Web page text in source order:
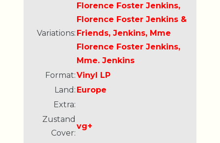
Variations:
Florence Foster Jenkins,
Florence Foster Jenkins &
Friends, Jenkins, Mme
Florence Foster Jenkins,
Mme. Jenkins
Format:Vinyl LP
Land: Europe
Extra:
Zustand
Cover:
vg+